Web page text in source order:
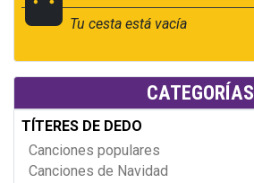
Tu cesta está vacía
CATEGORÍAS
TÍTERES DE DEDO
Canciones populares
Canciones de Navidad